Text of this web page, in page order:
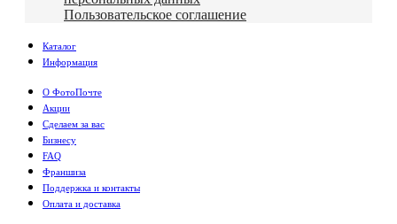
Пользовательское соглашение
Каталог
Информация
О ФотоПочте
Акции
Сделаем за вас
Бизнесу
FAQ
Франшиза
Поддержка и контакты
Оплата и доставка